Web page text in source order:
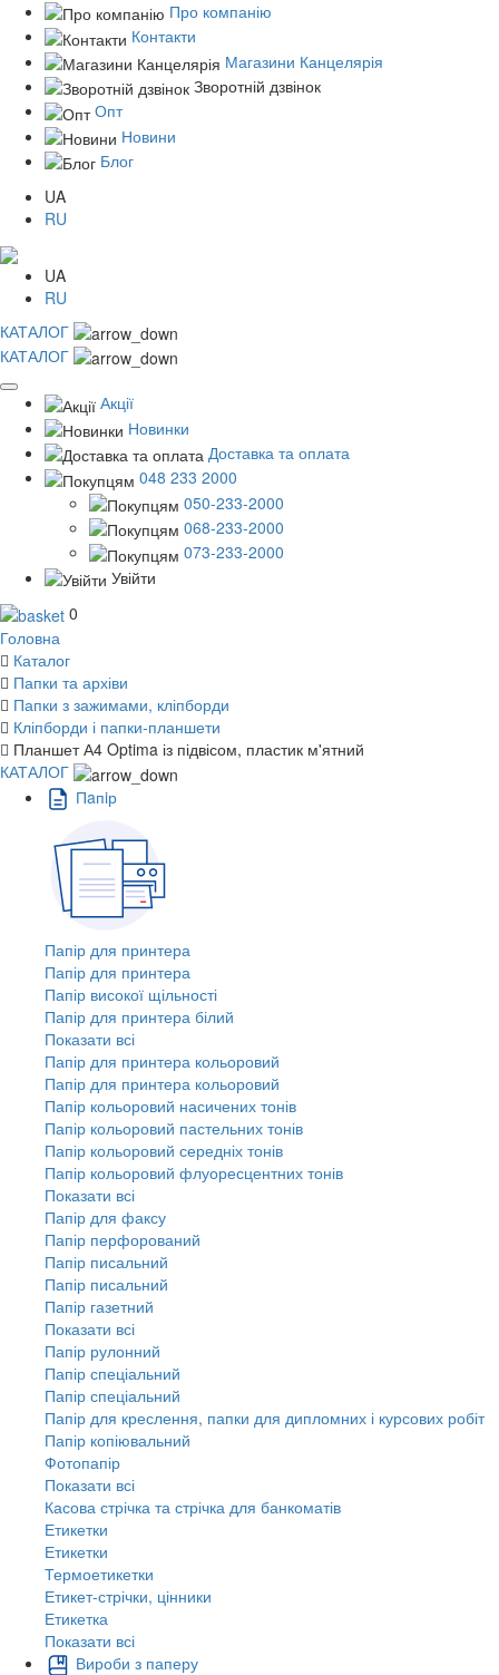
Про компанію
Контакти
Магазини Канцелярія
Зворотній дзвінок
Опт
Новини
Блог
UA
RU
UA
RU
КАТАЛОГ
КАТАЛОГ
Акції
Новинки
Доставка та оплата
048 233 2000
050-233-2000
068-233-2000
073-233-2000
Увійти
0
Головна
Каталог
Папки та архіви
Папки з зажимами, кліпборди
Кліпборди і папки-планшети
Планшет А4 Optima із підвісом, пластик м'ятний
КАТАЛОГ
Пaпiр
Папір для принтера
Папір для принтера
Папір високої щільності
Папір для принтера білий
Показати всі
Папір для принтера кольоровий
Папір для принтера кольоровий
Папір кольоровий насичених тонів
Папір кольоровий пастельних тонів
Папір кольоровий середніх тонів
Папір кольоровий флуоресцентних тонів
Показати всі
Папір для факсу
Папір перфорований
Папір писальний
Папір писальний
Папір газетний
Показати всі
Папір рулонний
Папір спеціальний
Папір спеціальний
Папір для креслення, папки для дипломних і курсових робіт
Папір копіювальний
Фотопапір
Показати всі
Касова стрічка та стрічка для банкоматів
Етикетки
Етикетки
Термоетикетки
Етикет-стрічки, цінники
Етикетка
Показати всі
Вироби з паперу